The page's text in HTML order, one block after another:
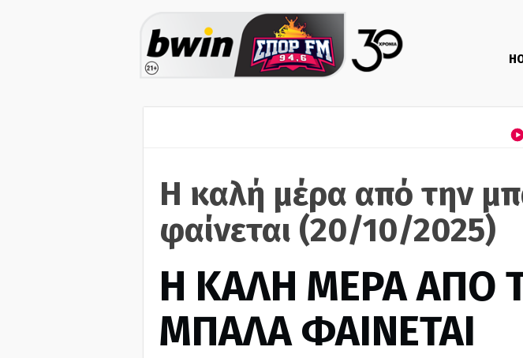
Η καλή μέρα από την
φαίνεται (20/10/2025)
H ΚΑΛΗ ΜΕΡΑ ΑΠΟ
ΜΠΑΛΑ ΦΑΙΝΕΤΑΙ